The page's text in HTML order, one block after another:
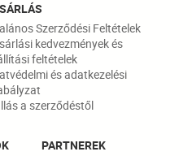
Szerződési Feltételek
kedvezmények és
feltételek
és adatkezelési
a szerződéstől
PARTNEREK